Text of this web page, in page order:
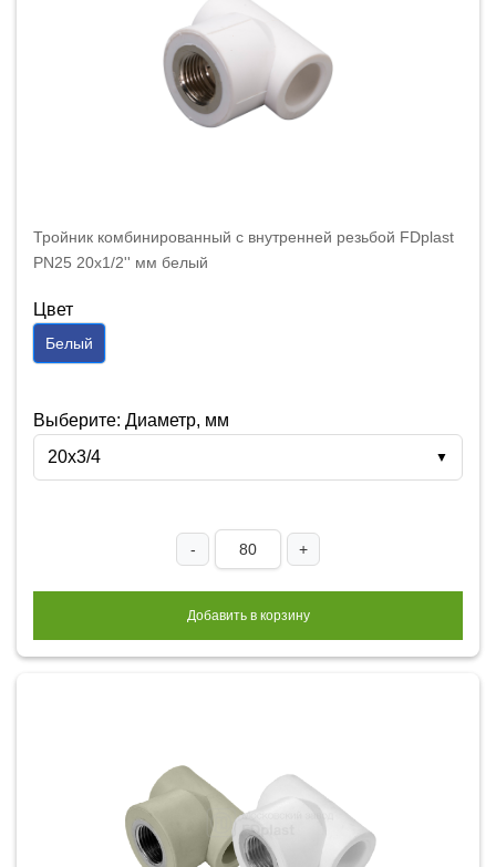
Тройник комбинированный с внутренней резьбой FDplast
PN25 20х1/2'' мм белый
Цвет
Белый
Выберите: Диаметр, мм
20х3/4
▼
- +
Добавить в корзину